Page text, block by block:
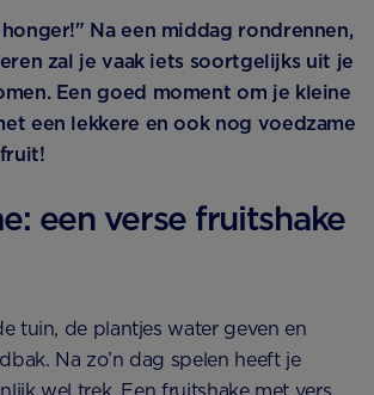
honger!" Na een middag rondrennen,
zal je vaak iets soortgelijks uit je
Een goed moment om je kleine
een lekkere en ook nog voedzame
een verse fruitshake
tuin, de plantjes water geven en
Na zo’n dag spelen heeft je